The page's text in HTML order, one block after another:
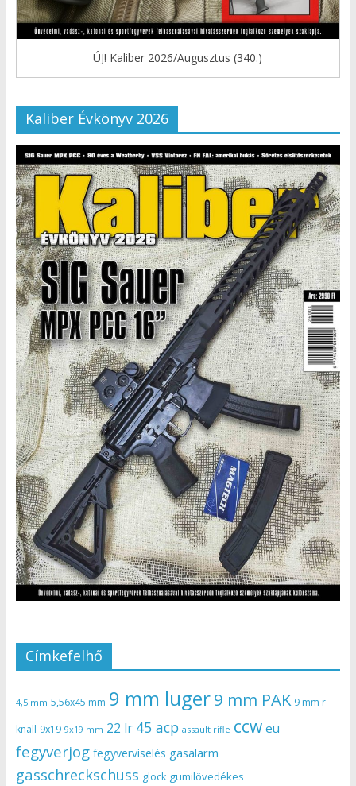
ÚJ! Kaliber 2026/Augusztus (340.)
Kaliber Évkönyv 2026
Címkefelhő
4,5 mm 5,56x45 mm 9 mm luger9 mm PAK 9 mm r
knall 9x19 9x19 mm 22 lr 45 acp assault rifle ccw eu
fegyverjog fegyverviselés gasalarm
gasschreckschuss glock gumilövedékes